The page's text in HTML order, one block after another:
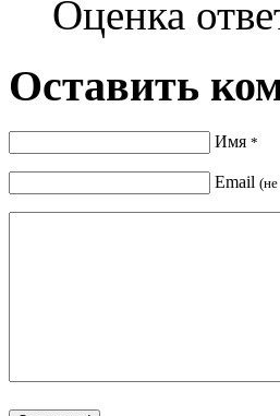
Оценка
Оставить
Имя *
Email